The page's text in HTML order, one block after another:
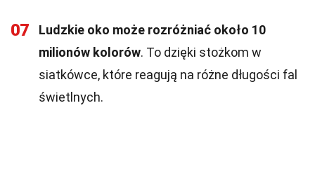
07
Ludzkie oko może rozróżniać około 10
milionów kolorów. To dzięki stożkom w
siatkówce, które reagują na różne długości fal
świetlnych.